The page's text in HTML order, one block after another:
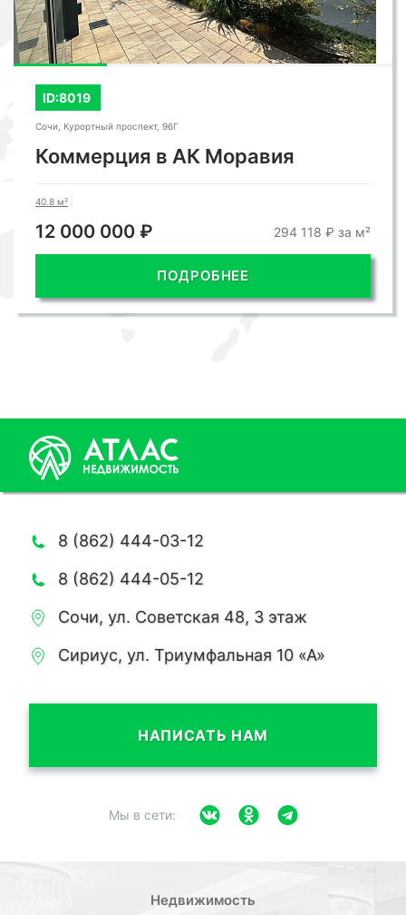
ID:8019
Сочи, Курортный проспект, 96Г
Коммерция в АК Моравия
40.8 м²
12 000 000 ₽ 294 118 ₽ за м²
ПОДРОБНЕЕ
8 (862) 444-03-12
8 (862) 444-05-12
Сочи, ул. Советская 48, 3 этаж
Сириус, ул. Триумфальная 10 «А»
НАПИСАТЬ НАМ
Мы в сети:
Недвижимость